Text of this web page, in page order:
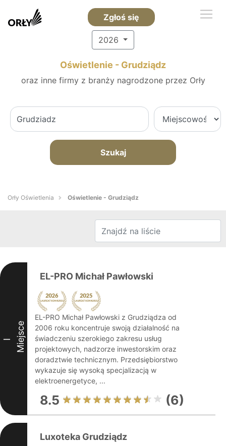
Zgłoś się
2026
Oświetlenie - Grudziądz
oraz inne firmy z branży nagrodzone przez Orły
Szukaj
Orły Oświetlenia Oświetlenie - Grudziądz
I Miejsce
EL-PRO Michał Pawłowski
EL-PRO Michał Pawłowski z Grudziądza od
2006 roku koncentruje swoją działalność na
świadczeniu szerokiego zakresu usług
projektowych, nadzorze inwestorskim oraz
doradztwie technicznym. Przedsiębiorstwo
wykazuje się wysoką specjalizacją w
elektroenergetyce, ...
8.5 (6)
Luxoteka Grudziądz